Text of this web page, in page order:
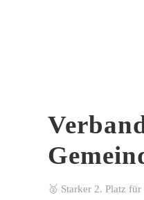
🥈 Starker 2. Platz